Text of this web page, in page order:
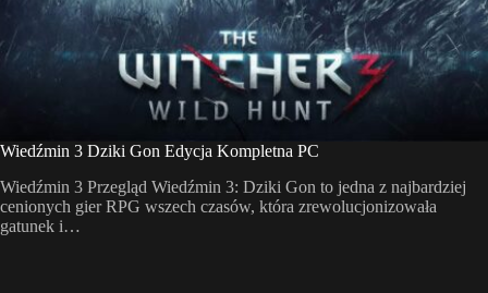
Wiedźmin 3 Dziki Gon Edycja Kompletna PC
Wiedźmin 3 Przegląd Wiedźmin 3: Dziki Gon to jedna z najbardziej
cenionych gier RPG wszech czasów, która zrewolucjonizowała
gatunek i…